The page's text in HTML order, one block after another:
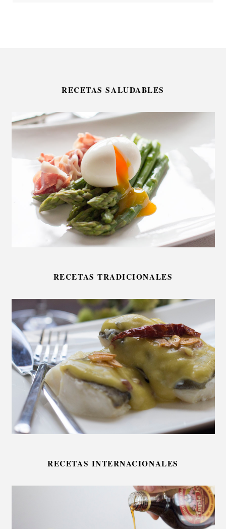
RECETAS SALUDABLES
RECETAS TRADICIONALES
RECETAS INTERNACIONALES